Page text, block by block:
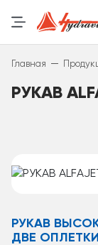
Главная —
РУКАВ
РУКАВ
ДВЕ ОПЛЕТКИ